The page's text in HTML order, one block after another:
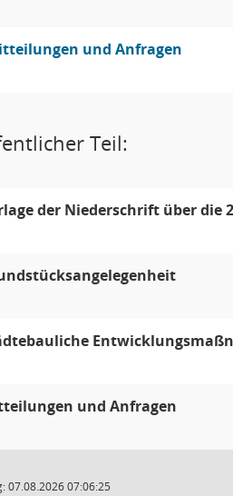
und Anfragen
Teil:
der Niederschrift über die
und Anfragen
07.08.2026 07:06:25